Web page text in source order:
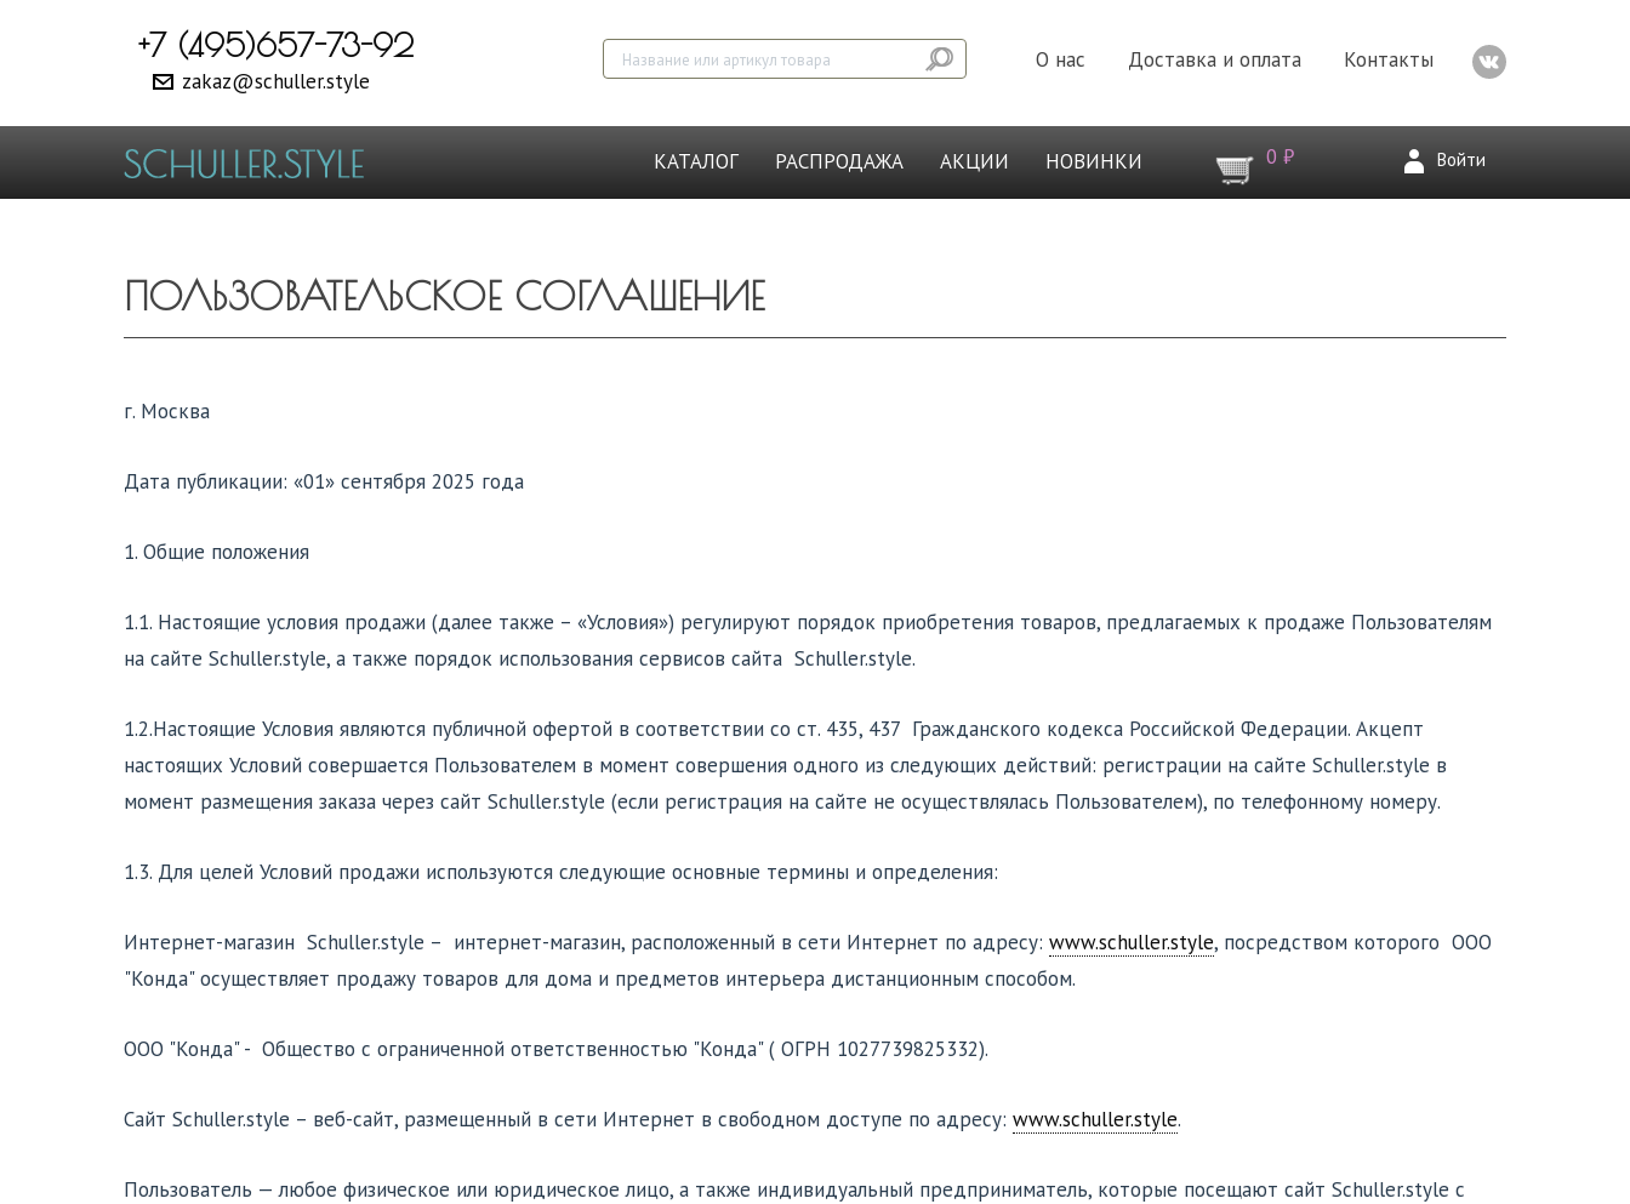
+7 (495)657-73-92
zakaz@schuller.style
О нас Доставка и оплата Контакты
КАТАЛОГ РАСПРОДАЖА АКЦИИ НОВИНКИ 0 ₽ Войти
ПОЛЬЗОВАТЕЛЬСКОЕ СОГЛАШЕНИЕ
г. Москва
Дата публикации: «01» сентября 2025 года
1. Общие положения
1.1. Настоящие условия продажи (далее также – «Условия») регулируют порядок приобретения товаров, предлагаемых к продаже Пользователям
на сайте Schuller.style, а также порядок использования сервисов сайта Schuller.style.
1.2.Настоящие Условия являются публичной офертой в соответствии со ст. 435, 437 Гражданского кодекса Российской Федерации. Акцепт
настоящих Условий совершается Пользователем в момент совершения одного из следующих действий: регистрации на сайте Schuller.style в
момент размещения заказа через сайт Schuller.style (если регистрация на сайте не осуществлялась Пользователем), по телефонному номеру.
1.3. Для целей Условий продажи используются следующие основные термины и определения:
Интернет-магазин Schuller.style – интернет-магазин, расположенный в сети Интернет по адресу: www.schuller.style, посредством которого ООО
"Конда" осуществляет продажу товаров для дома и предметов интерьера дистанционным способом.
ООО "Конда" - Общество с ограниченной ответственностью "Конда" ( ОГРН 1027739825332).
Сайт Schuller.style – веб-сайт, размещенный в сети Интернет в свободном доступе по адресу: www.schuller.style.
Пользователь — любое физическое или юридическое лицо, а также индивидуальный предприниматель, которые посещают сайт Schuller.style с